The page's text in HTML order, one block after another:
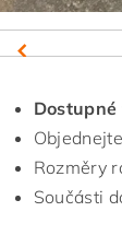
Rozměry
Součásti